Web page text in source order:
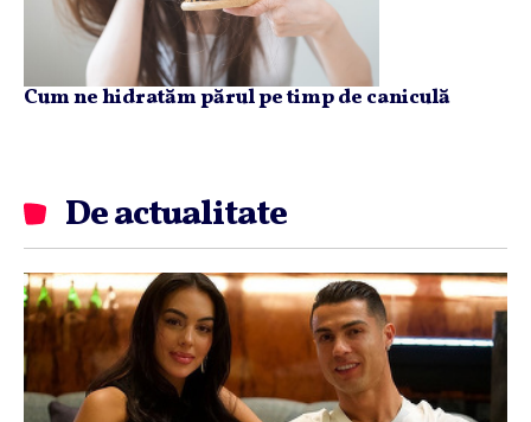
Cum ne hidratăm părul pe timp de caniculă
De actualitate